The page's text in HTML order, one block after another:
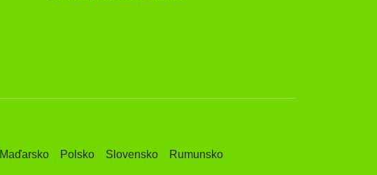
Maďarsko Polsko Slovensko Rumunsko